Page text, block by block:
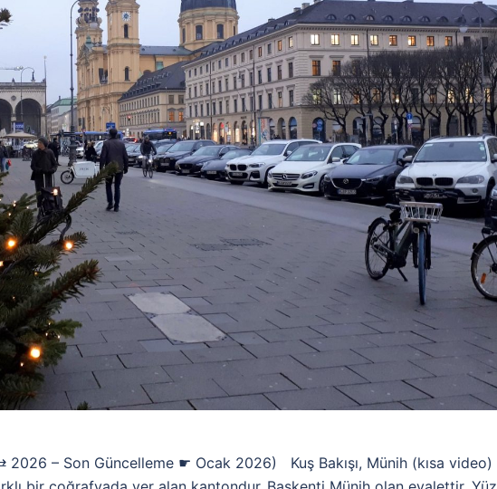
– Son Güncelleme ☛ Ocak 2026) Kuş Bakışı, Münih (kısa video)